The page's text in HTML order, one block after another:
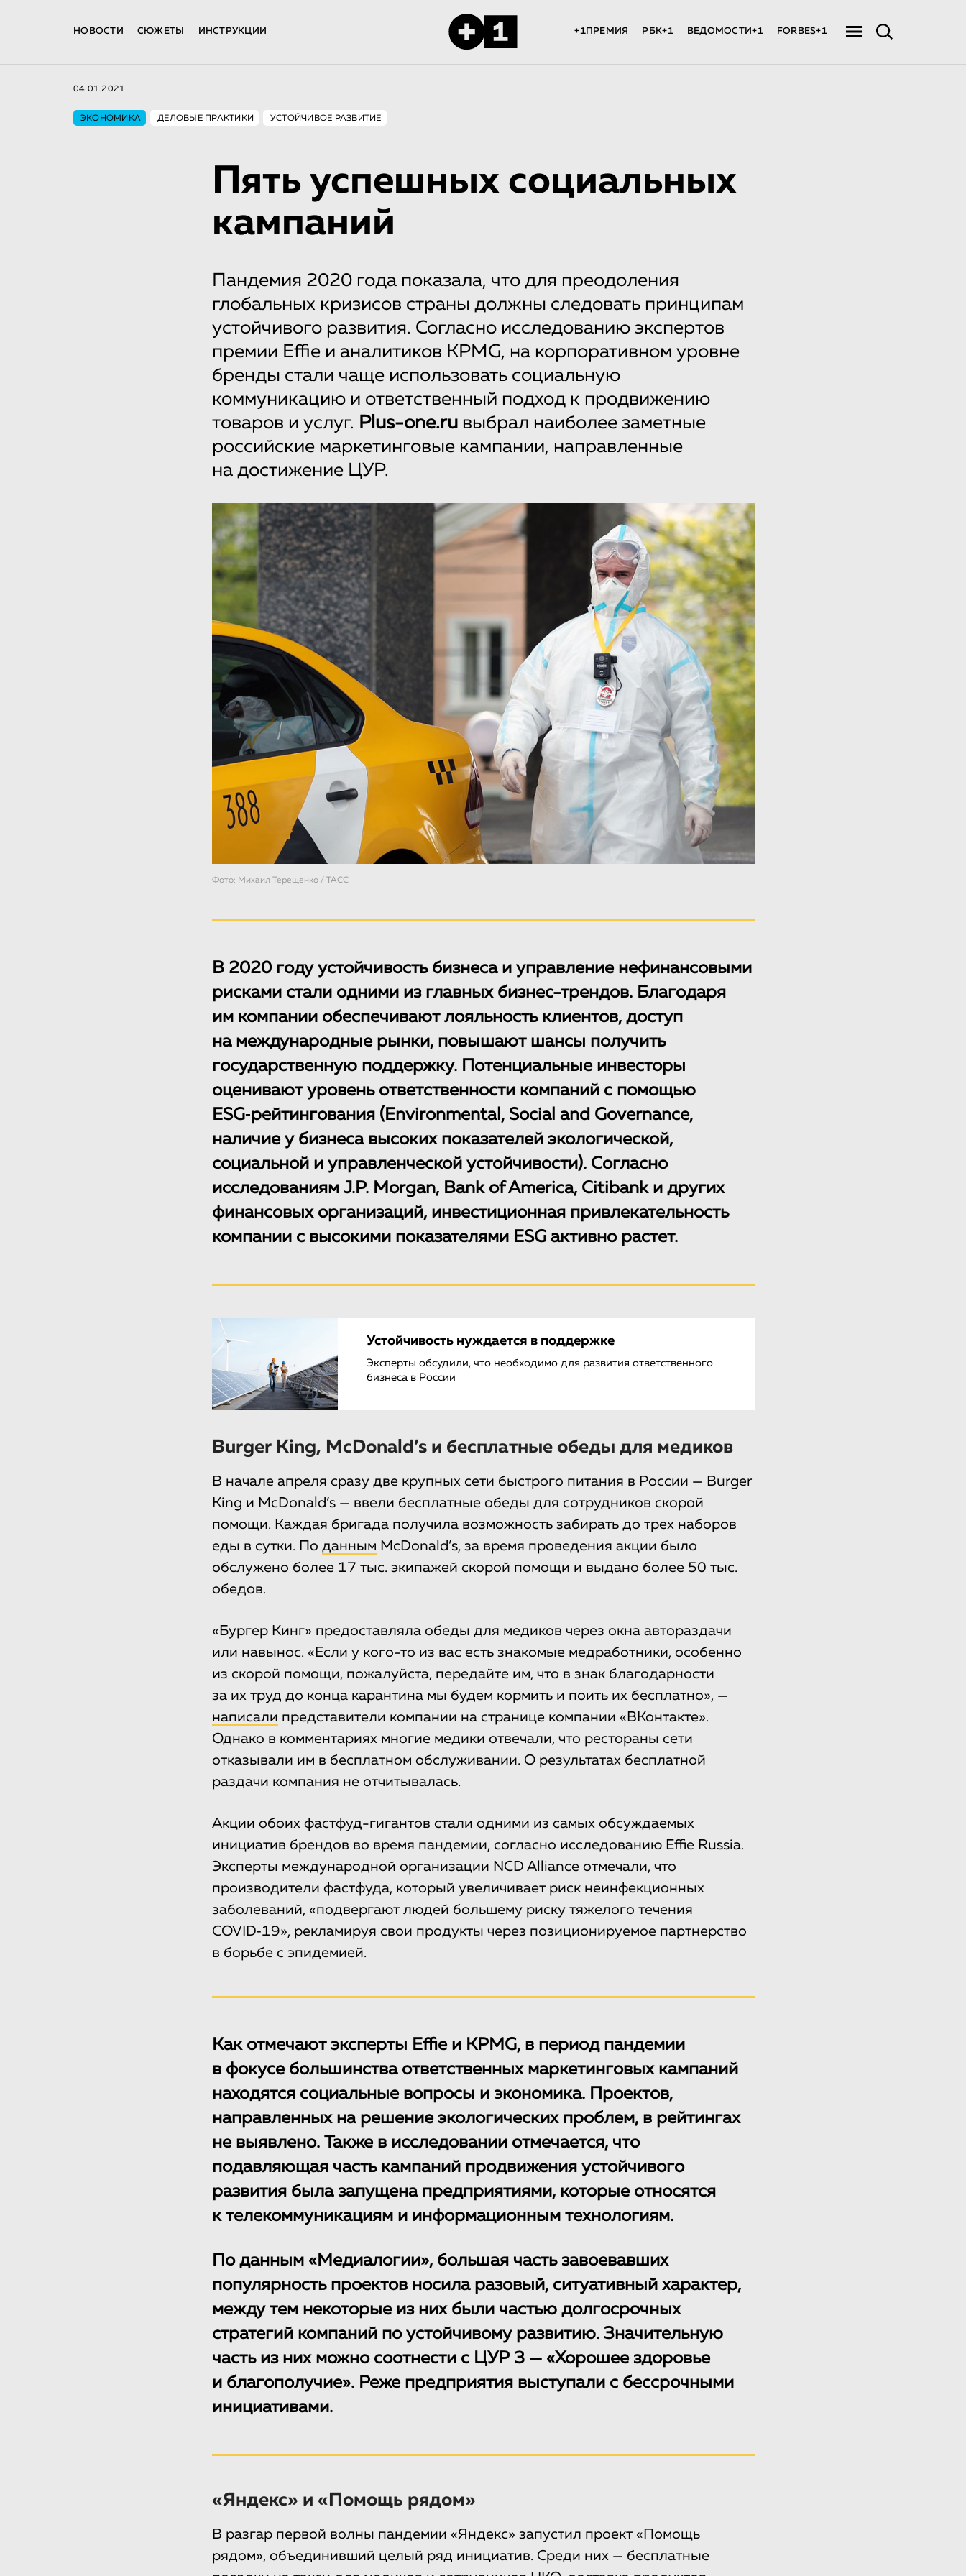
НОВОСТИ СЮЖЕТЫ ИНСТРУКЦИИ +1ПРЕМИЯ РБК+1 ВЕДОМОСТИ+1 FORBES+1
04.01.2021
ЭКОНОМИКА ДЕЛОВЫЕ ПРАКТИКИ УСТОЙЧИВОЕ РАЗВИТИЕ
Пять успешных социальных
кампаний
Пандемия 2020 года показала, что для преодоления
глобальных кризисов страны должны следовать принципам
устойчивого развития. Согласно исследованию экспертов
премии Effie и аналитиков KPMG, на корпоративном уровне
бренды стали чаще использовать социальную
коммуникацию и ответственный подход к продвижению
товаров и услуг. Plus-one.ruвыбрал наиболее заметные
российские маркетинговые кампании, направленные
на достижение ЦУР.
Фото: Михаил Терещенко / ТАСС
В 2020 году устойчивость бизнеса и управление нефинансовыми
рисками стали одними из главных бизнес-трендов. Благодаря
им компании обеспечивают лояльность клиентов, доступ
на международные рынки, повышают шансы получить
государственную поддержку. Потенциальные инвесторы
оценивают уровень ответственности компаний с помощью
ESG‑рейтингования (Environmental, Social and Governance,
наличие у бизнеса высоких показателей экологической,
социальной и управленческой устойчивости). Согласно
исследованиям J.P. Morgan, Bank of America, Citibank и других
финансовых организаций, инвестиционная привлекательность
компании с высокими показателями ESG активно растет.
Устойчивость нуждается в поддержке
Эксперты обсудили, что необходимо для развития ответственного
бизнеса в России
Burger King, McDonald’s и бесплатные обеды для медиков
В начале апреля сразу две крупных сети быстрого питания в России — Burger
King и McDonald’s — ввели бесплатные обеды для сотрудников скорой
помощи. Каждая бригада получила возможность забирать до трех наборов
еды в сутки. По данным McDonald’s, за время проведения акции было
обслужено более 17 тыс. экипажей скорой помощи и выдано более 50 тыс.
обедов.
«Бургер Кинг» предоставляла обеды для медиков через окна автораздачи
или навынос. «Если у кого-то из вас есть знакомые медработники, особенно
из скорой помощи, пожалуйста, передайте им, что в знак благодарности
за их труд до конца карантина мы будем кормить и поить их бесплатно», —
написали представители компании на странице компании «ВКонтакте».
Однако в комментариях многие медики отвечали, что рестораны сети
отказывали им в бесплатном обслуживании. О результатах бесплатной
раздачи компания не отчитывалась.
Акции обоих фастфуд-гигантов стали одними из самых обсуждаемых
инициатив брендов во время пандемии, согласно исследованию Effie Russia.
Эксперты международной организации NCD Alliance отмечали, что
производители фастфуда, который увеличивает риск неинфекционных
заболеваний, «подвергают людей большему риску тяжелого течения
COVID‑19», рекламируя свои продукты через позиционируемое партнерство
в борьбе с эпидемией.
Как отмечают эксперты Effie и KPMG, в период пандемии
в фокусе большинства ответственных маркетинговых кампаний
находятся социальные вопросы и экономика. Проектов,
направленных на решение экологических проблем, в рейтингах
не выявлено. Также в исследовании отмечается, что
подавляющая часть кампаний продвижения устойчивого
развития была запущена предприятиями, которые относятся
к телекоммуникациям и информационным технологиям.
По данным «Медиалогии», большая часть завоевавших
популярность проектов носила разовый, ситуативный характер,
между тем некоторые из них были частью долгосрочных
стратегий компаний по устойчивому развитию. Значительную
часть из них можно соотнести с ЦУР 3 — «Хорошее здоровье
и благополучие». Реже предприятия выступали с бессрочными
инициативами.
«Яндекс» и «Помощь рядом»
В разгар первой волны пандемии «Яндекс» запустил проект «Помощь
рядом», объединивший целый ряд инициатив. Среди них — бесплатные